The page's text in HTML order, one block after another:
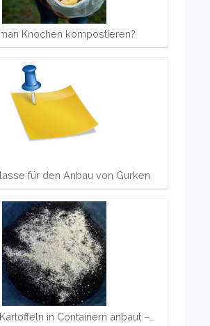
Knochen kompostieren?
für den Anbau von Gurken
in Containern anbaut –…